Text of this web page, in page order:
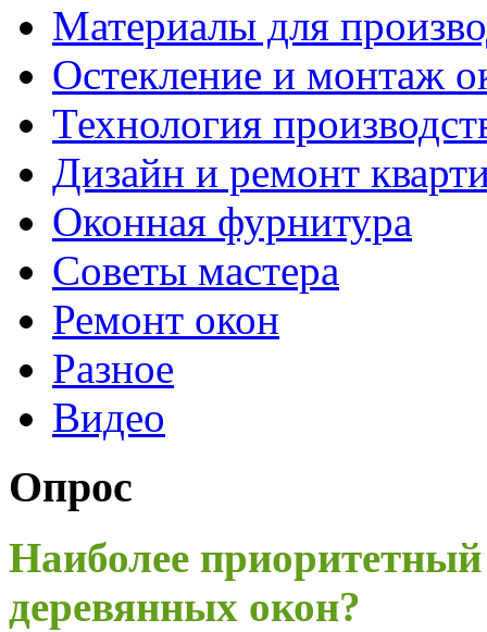
Материалы для
Остекление и монтаж
Технология
Дизайн и ремонт
Оконная фурнитура
Советы мастера
Ремонт окон
Разное
Видео
Опрос
Наиболее
деревянных окон?